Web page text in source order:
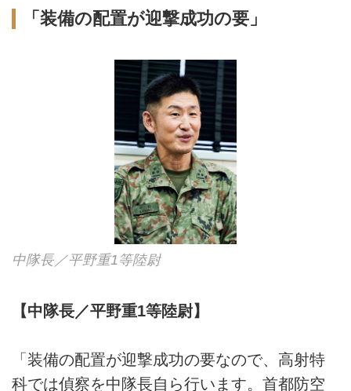
「装備の配置が迎撃成功の要」
中隊長／平野重1等陸尉
【中隊長／平野重1等陸尉】
「装備の配置が迎撃成功の要なので、高射特
科では偵察を中隊長自ら行います。首都防空